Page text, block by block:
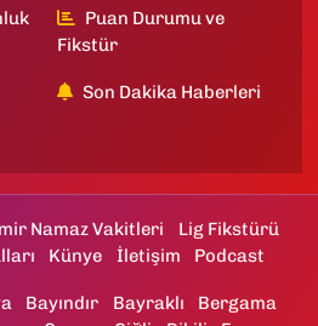
Puan Durumu ve
Fikstür
Son Dakika Haberleri
Namaz Vakitleri
Lig Fikstürü
Künye İletişim Podcast
Bayındır Bayraklı
Bergama